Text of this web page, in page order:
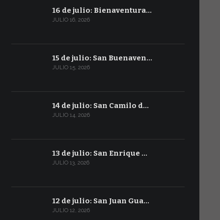
16 de julio: Bienaventura…
JULIO 16, 2026
15 de julio: San Buenaven…
JULIO 15, 2026
14 de julio: San Camilo d…
JULIO 14, 2026
13 de julio: San Enrique …
JULIO 13, 2026
12 de julio: San Juan Gua…
JULIO 12, 2026